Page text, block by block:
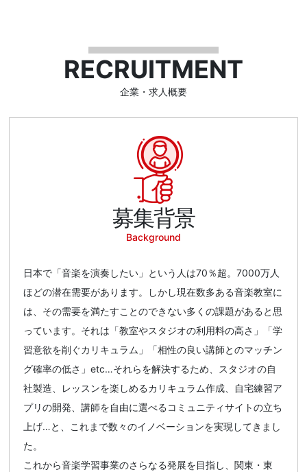
RECRUITMENT
企業・求人概要
募集背景
Background
日本で「音楽を演奏したい」という人は70％超。7000万人
ほどの潜在需要があります。しかし現在数多ある音楽教室に
は、その需要を満たすことのできない多くの課題があると思
っています。それは「教室やスタジオの利用料の高さ」「学
習意欲を削ぐカリキュラム」「相性の良い講師とのマッチン
グ確率の低さ」etc…それらを解決するため、スタジオの自
社製造、レッスンを楽しめるカリキュラム作成、自宅練習ア
プリの開発、講師を自由に選べるコミュニティサイトの立ち
上げ…と、これまで数々のイノベーションを実現してきまし
た。
これから音楽学習事業のさらなる発展を目指し、関東・東